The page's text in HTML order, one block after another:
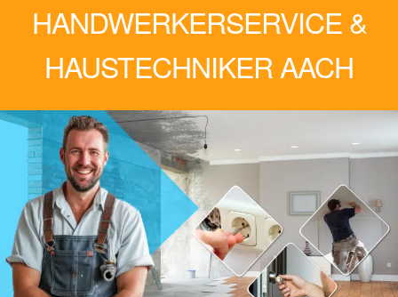
HANDWERKERSERVICE &
HAUSTECHNIKER AACH